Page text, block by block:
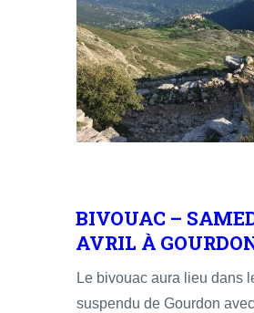
BIVOUAC –
AVRIL À
Le bivouac aura lieu dans
suspendu de Gourdon